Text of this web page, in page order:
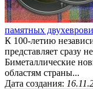
памятных
К 100-летию
представляет сразу
Биметаллические
областям страны...
Дата создания: